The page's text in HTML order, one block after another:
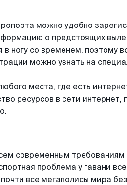
можно удобно
о предстоящих
ногу со временем, поэтому
можно узнать на
места, где есть
ресурсов в сети интернет,
современным требованиям
проблема у гавани
все мегаполисы мира